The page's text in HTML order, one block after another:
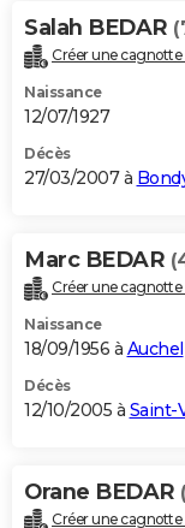
Salah BEDAR
Créer une cagnotte
Naissance
12/07/1927
Décès
27/03/2007 à
Marc BEDAR
Créer une cagnotte
Naissance
18/09/1956 à Auchel
Décès
12/10/2005 à Saint-
Orane BEDAR
Créer une cagnotte